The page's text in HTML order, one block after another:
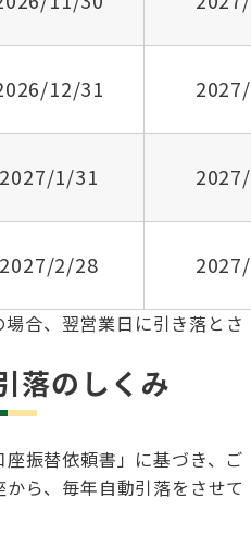
12/31
2027/1/31
2027/2/28
合、翌営業日に引き落とさ
落のしくみ
振替依頼書」に基づき、ご
ら、毎年自動引落をさせて